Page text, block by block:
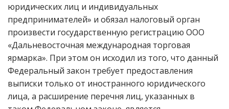
юридических лиц и индивидуальных
предпринимателей» и обязал налоговый орган
произвести государственную регистрацию ООО
«Дальневосточная международная торговая
ярмарка». При этом он исходил из того, что данный
Федеральный закон требует предоставления
выписки только от иностранного юридического
лица, а расширение перечня лиц, указанных в